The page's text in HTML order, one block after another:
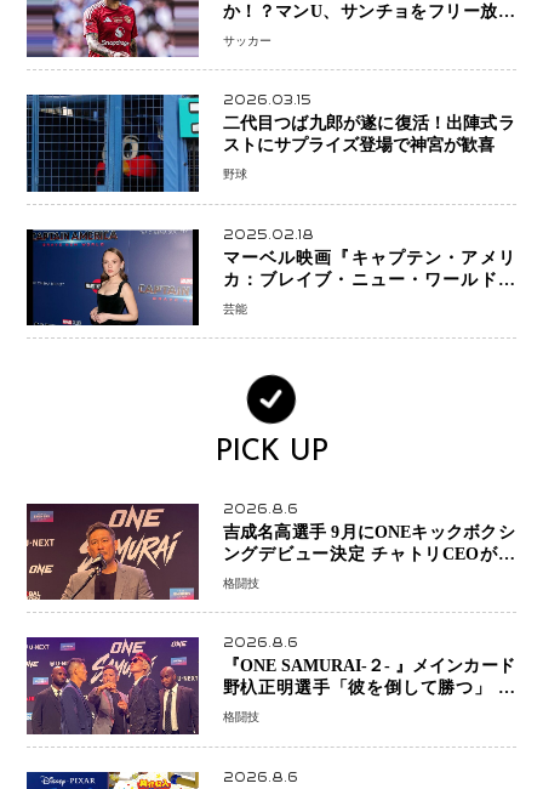
か！？マンU、サンチョをフリー放出
へ・・・補強戦略の転換点に
サッカー
2026.03.15
二代目つば九郎が遂に復活！出陣式ラ
ストにサプライズ登場で神宮が歓喜
野球
2025.02.18
マーベル映画『キャプテン・アメリ
カ：ブレイブ・ニュー・ワールド』
新ブラック・ウィドウ役のシラ・ハー
芸能
PICK UP
2026.8.6
吉成名高選手 9月にONEキックボクシ
ングデビュー決定 チャトリCEOがサ
プライズ発表 2カ月連続参戦へ
格闘技
2026.8.6
『ONE SAMURAI-２- 』メインカード
野杁正明選手「彼を倒して勝つ」 リ
ウ・メンヤンとの因縁に決着へ 再起
初戦
格闘技
2026.8.6